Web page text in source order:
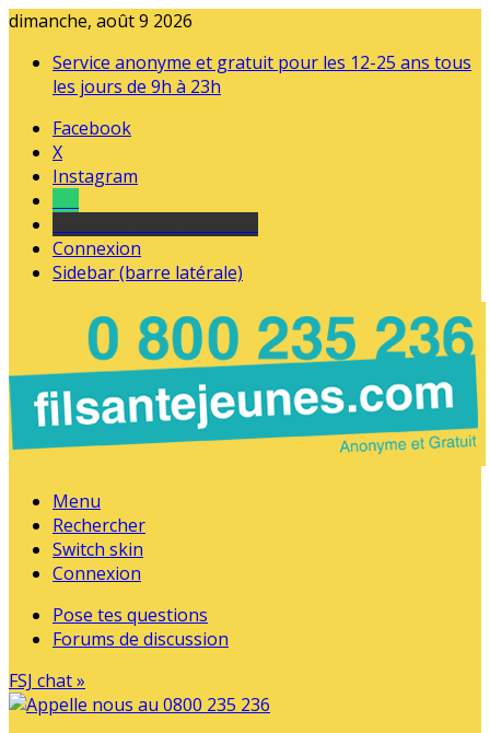
dimanche, août 9 2026
Service anonyme et gratuit pour les 12-25 ans tous
les jours de 9h à 23h
Facebook
X
Instagram
Connexion
Sidebar (barre latérale)
Menu
Rechercher
Switch skin
Connexion
Pose tes questions
Forums de discussion
FSJ chat »